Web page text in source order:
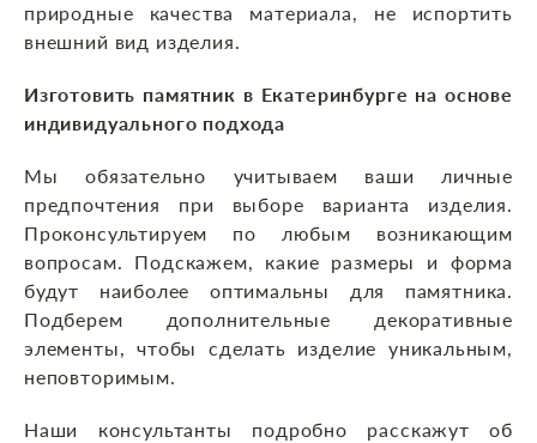
природные качества материала, не испортить
внешний вид изделия.
Изготовить памятник в Екатеринбурге на основе
индивидуального подхода
Мы обязательно учитываем ваши личные
предпочтения при выборе варианта изделия.
Проконсультируем по любым возникающим
вопросам. Подскажем, какие размеры и форма
будут наиболее оптимальны для памятника.
Подберем дополнительные декоративные
элементы, чтобы сделать изделие уникальным,
неповторимым.
Наши консультанты подробно расскажут об